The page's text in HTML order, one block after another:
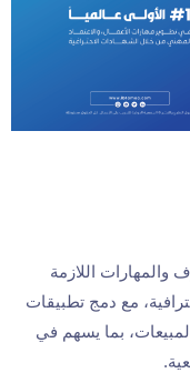
والمهارات اللازمة
مع دمج تطبيقات
بما يسهم في